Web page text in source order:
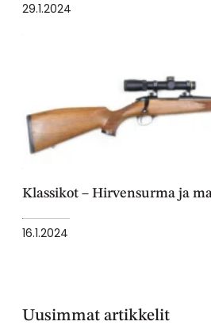
29.1.2024
Klassikot – Hirvensurma ja
16.1.2024
Uusimmat artikkelit